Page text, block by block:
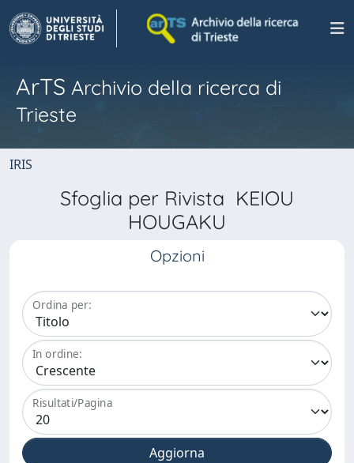
ArTS Archivio della ricerca di
Trieste
IRIS
Sfoglia per Rivista KEIOU
HOUGAKU
Opzioni
Ordina per:
In ordine:
Risultati/Pagina